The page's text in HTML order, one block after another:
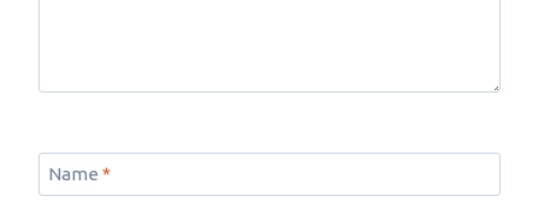
Name *